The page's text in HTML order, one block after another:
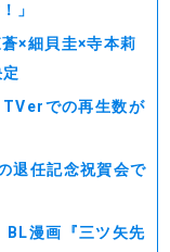
」
×細貝圭×寺本莉
TVerでの再生数が
退任記念祝賀会で
漫画『三ツ矢先